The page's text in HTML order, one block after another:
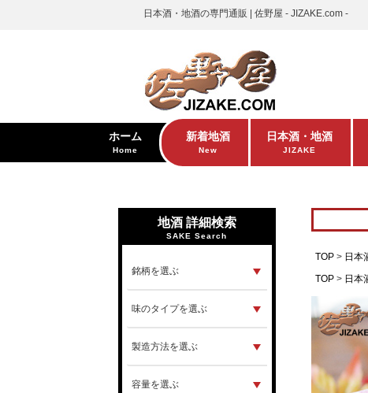
日本酒・地酒の専門通販 | 佐野屋 - JIZAKE.com -
ホーム
Home
新着地酒
New
日本酒・地酒
JIZAKE
地酒 詳細検索
SAKE Search
TOP 日本
TOP
日本